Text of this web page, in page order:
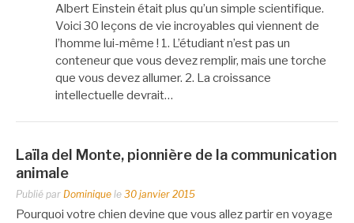
Albert Einstein était plus qu’un simple scientifique.
Voici 30 leçons de vie incroyables qui viennent de
l’homme lui-même ! 1. L’étudiant n’est pas un
conteneur que vous devez remplir, mais une torche
que vous devez allumer. 2. La croissance
intellectuelle devrait…
Laïla del Monte, pionnière de la communication
animale
Publié par Dominique le 30 janvier 2015
Pourquoi votre chien devine que vous allez partir en voyage